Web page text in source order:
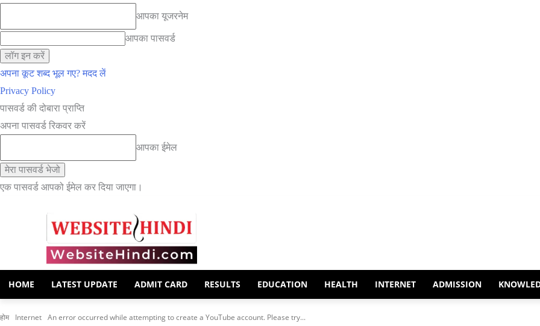
आपका यूजरनेम
आपका पासवर्ड
अपना कूट शब्द भूल गए? मदद लें
Privacy Policy
पासवर्ड की दोबारा प्राप्ति
अपना पासवर्ड रिकवर करें
आपका ईमेल
एक पासवर्ड आपको ईमेल कर दिया जाएगा।
HOME LATEST UPDATE ADMIT CARD RESULTS EDUCATION HEALTH INTERNET ADMISSION
होम Internet An error occurred while attempting to create a YouTube account. Please try...